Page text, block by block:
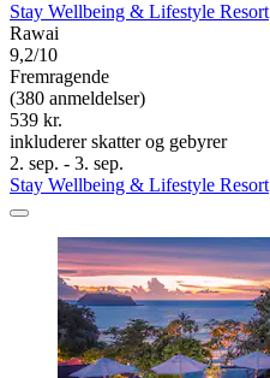
Stay Wellbeing & Lifestyle Resort
Rawai
9,2/10
Fremragende
(380 anmeldelser)
539 kr.
inkluderer skatter og gebyrer
2. sep. - 3. sep.
Stay Wellbeing & Lifestyle Resort